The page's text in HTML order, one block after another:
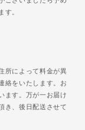
す。
所によって料金が異
絡をいたします。お
ます。万が一お届け
き、後日配送させて